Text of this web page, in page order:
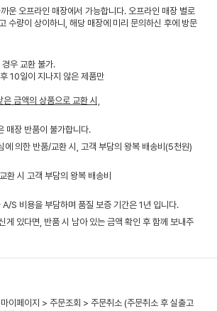
운 오프라인 매장에서 가능합니다. 오프라인 매장 별로
수량이 상이하니, 해당 매장에 미리 문의하신 후에 방문
우 교환 불가.
10일이 지나지 않은 제품만
금액의 상품으로 교환 시,
매장 반품이 불가합니다.
에 의한 반품/교환 시, 고객 부담의 왕복 배송비(5천원)
시 고객 부담의 왕복 배송비
S 비용을 부담하며 품질 보증 기간은 1년 입니다.
게 있다면, 반품 시 남아 있는 금액 확인 후 함께 보내주
이페이지 > 주문조회 > 주문취소 (주문취소 후 실출고